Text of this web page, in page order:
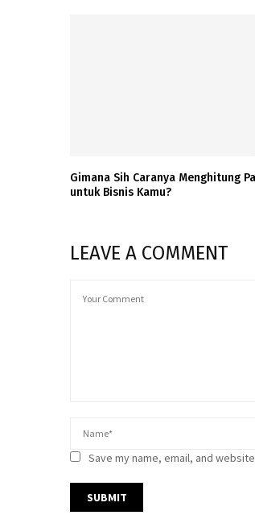
Gimana Sih Caranya Menghitung
untuk Bisnis Kamu?
LEAVE A COMMENT
Save my name, email, and